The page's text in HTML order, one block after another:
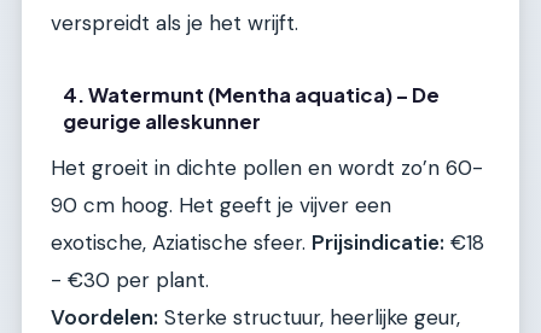
verspreidt als je het wrijft.
4. Watermunt (Mentha aquatica) – De
geurige alleskunner
Het groeit in dichte pollen en wordt zo’n 60-
90 cm hoog. Het geeft je vijver een
exotische, Aziatische sfeer. Prijsindicatie: €18
- €30 per plant.
Voordelen: Sterke structuur, heerlijke geur,